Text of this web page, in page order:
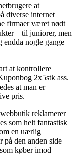
at
diverse internet
firmaer været nødt
– til juniorer, men
nogle gange
at kontrollere
2x5stk ass.
at man er
pris.
reklamerer
som helt fantastisk
en uærlig
den anden side
køber imod